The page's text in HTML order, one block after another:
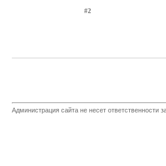
#2
Администрация сайта не несет